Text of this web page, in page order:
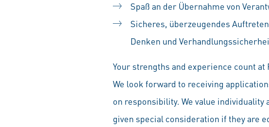
Spaß an der Übernahme von
Sicheres, überzeugendes
Denken und
Your strengths and experience count
We look forward to receiving
on responsibility. We value
given special consideration if they are